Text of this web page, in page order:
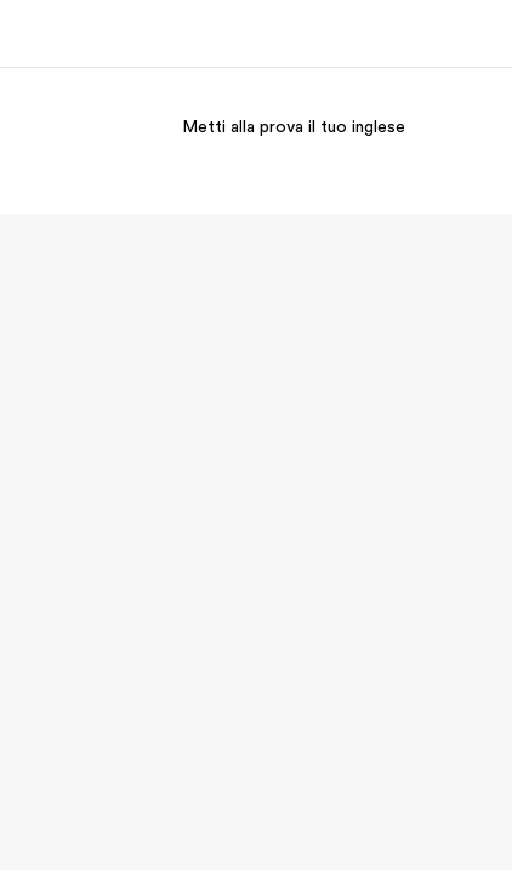
Metti alla prova il tuo inglese